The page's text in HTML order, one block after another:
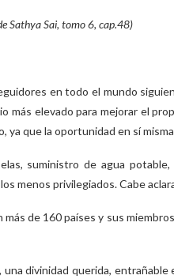
Sathya Sai, tomo 6, cap.48)
en todo el mundo
elevado para mejorar el
que la oportunidad en sí
suministro de agua
menos privilegiados. Cabe
de 160 países y sus
divinidad querida,